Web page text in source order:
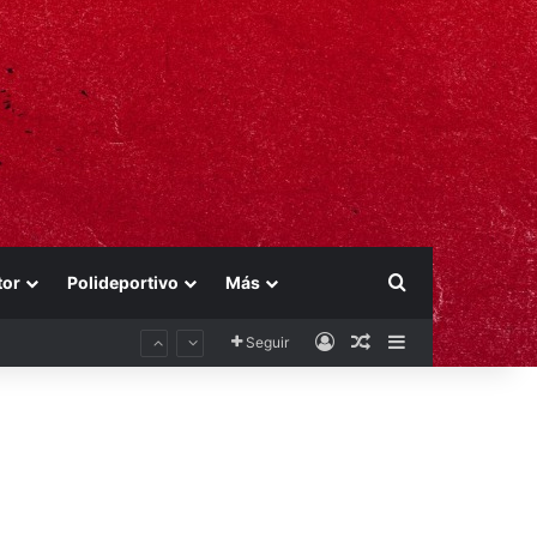
Polideportivo Más Buscar por
Seguir AccesoPublicación al
Barra lateral